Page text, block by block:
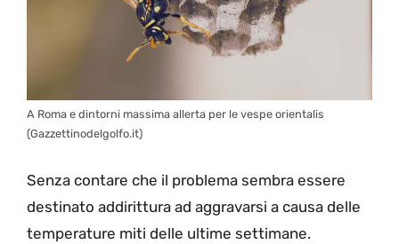
A Roma e dintorni massima allerta per le vespe orientalis
(Gazzettinodelgolfo.it)
Senza contare che il problema sembra essere
destinato addirittura ad aggravarsi a causa delle
temperature miti delle ultime settimane.